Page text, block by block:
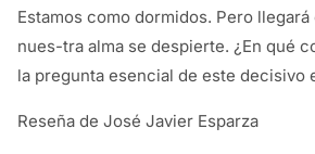
Estamos como dormidos. Pero
nues-tra alma se despierte. ¿En qué
la pregunta esencial de este decisivo
Reseña de José Javier Esparza